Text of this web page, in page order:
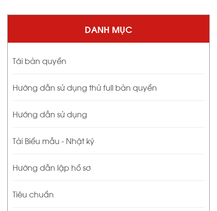
DANH MỤC
Tái bản quyền
Hướng dẫn sử dụng thử full bản quyền
Hướng dẫn sử dụng
Tải Biểu mẫu - Nhật ký
Hướng dẫn lập hồ sơ
Tiêu chuẩn